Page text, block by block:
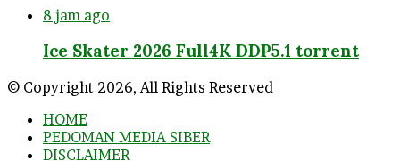
8 jam ago
Ice Skater 2026 Full4K DDP5.1 torrent
© Copyright 2026, All Rights Reserved
HOME
PEDOMAN MEDIA SIBER
DISCLAIMER